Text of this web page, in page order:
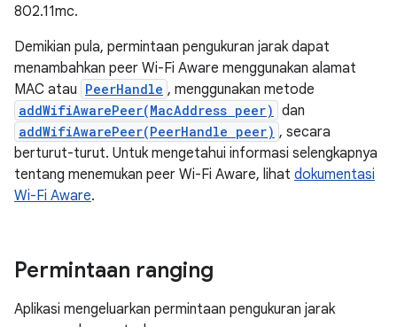
802.11mc.
Demikian pula, permintaan pengukuran jarak dapat
menambahkan peer Wi-Fi Aware menggunakan alamat
MAC atau PeerHandle , menggunakan metode
addWifiAwarePeer(MacAddress peer) dan
addWifiAwarePeer(PeerHandle peer) , secara
berturut-turut. Untuk mengetahui informasi selengkapnya
tentang menemukan peer Wi-Fi Aware, lihat dokumentasi
Wi-Fi Aware.
Permintaan ranging
Aplikasi mengeluarkan permintaan pengukuran jarak